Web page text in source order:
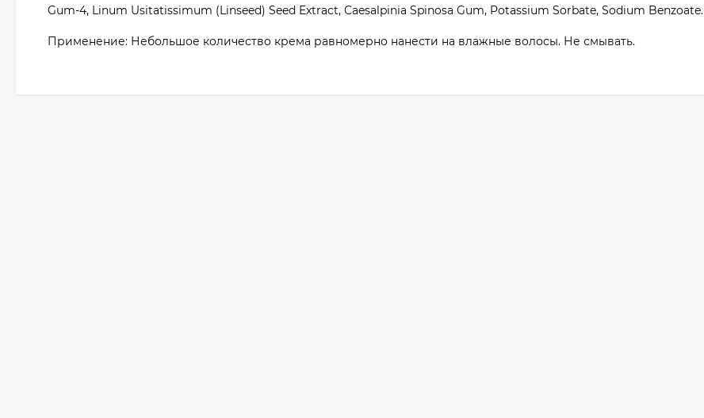
Gum-4, Linum Usitatissimum (Linseed) Seed Extract, Caesalpinia Spinosa Gum, Potassium Sorbate, Sodium Benzoate.
Применение: Небольшое количество крема равномерно нанести на влажные волосы. Не смывать.